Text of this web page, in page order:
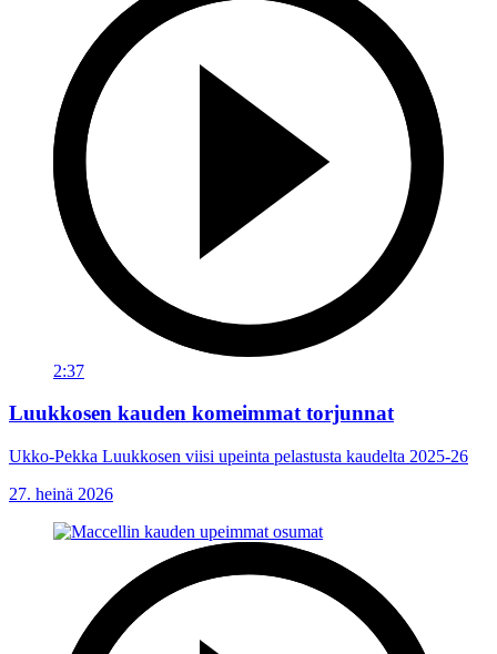
2:37
Luukkosen kauden komeimmat torjunnat
Ukko-Pekka Luukkosen viisi upeinta pelastusta kaudelta 2025-26
27. heinä 2026